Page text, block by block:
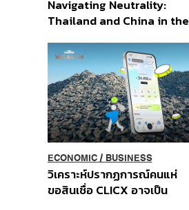
Navigating Neutrality:
Thailand and China in the
Order
ECONOMIC/ BUSINESS
วิเคราะห์ปรากฏการณ์คนแห่
ขอสินเชื่อ CLICX อาจเป็น